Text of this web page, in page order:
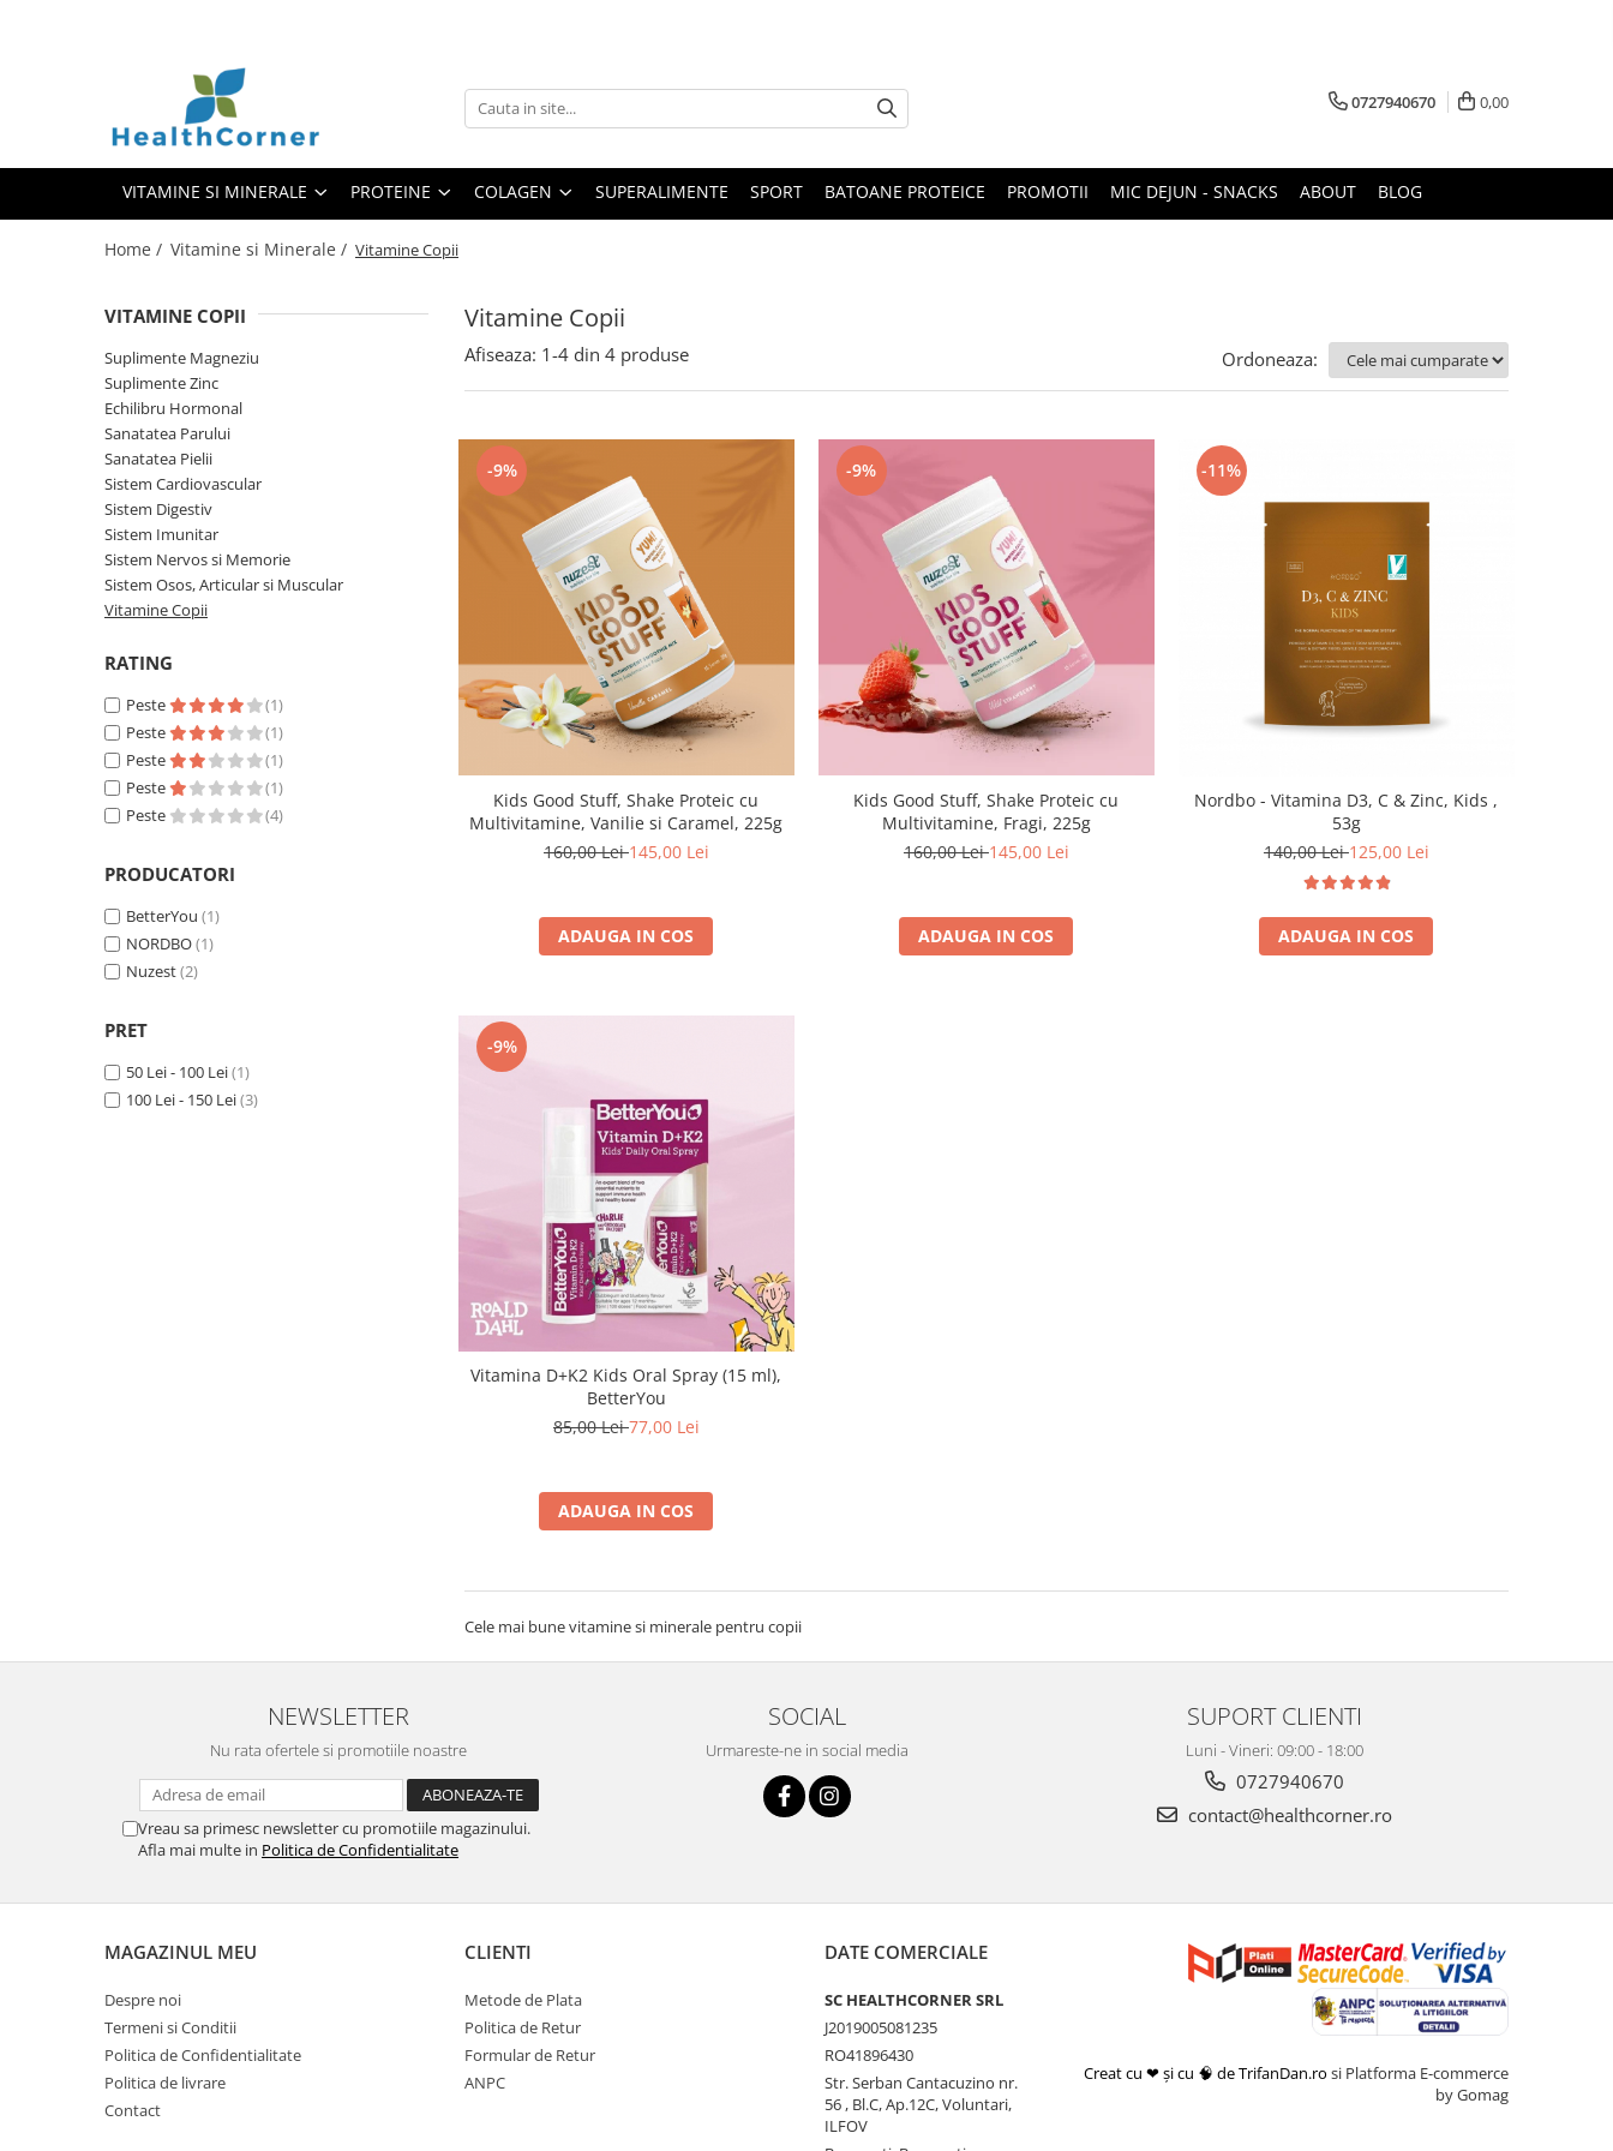
Vitamine si Minerale
Suplimente Magneziu
Suplimente Zinc
Echilibru Hormonal
Sanatatea Parului
Sistem Cardiovascular
Sistem Digestiv
Sistem Imunitar
Sistem Nervos si Memorie
Sistem Osos, Articular si Muscular
Vitamine Copii
Proteine Vegetale
Proteine din Zer
Colagen Marin
Colagen Bovin
Colagen Vegetal
0727940670 0,00
VITAMINE SI MINERALE PROTEINE COLAGEN SUPERALIMENTE SPORT BATOANE PROTEICE PROMOTII MIC DEJUN - SNACKS ABOUT BLOG
Home / Vitamine si Minerale / Vitamine Copii
Vitamine Copii
VITAMINE COPII
Suplimente Magneziu
Suplimente Zinc
Echilibru Hormonal
Sanatatea Parului
Sanatatea Pielii
Sistem Cardiovascular
Sistem Digestiv
Sistem Imunitar
Sistem Nervos si Memorie
Sistem Osos, Articular si Muscular
Vitamine Copii
RATING
Peste
(1)
Peste
(1)
Peste
(1)
Peste
(1)
Peste
(4)
PRODUCATORI
BetterYou (1)
NORDBO(1)
Nuzest(2)
PRET
50 Lei - 100 Lei(1)
100 Lei - 150 Lei(3)
Afiseaza: 1-4 din 4 produse Ordoneaza:
-9%
Kids Good Stuff, Shake Proteic cu
Multivitamine, Vanilie si Caramel, 225g
160,00 Lei145,00 Lei
ADAUGA IN COS
-9%
Kids Good Stuff, Shake Proteic cu
Multivitamine, Fragi, 225g
160,00 Lei145,00 Lei
ADAUGA IN COS
-11%
Nordbo - Vitamina D3, C & Zinc, Kids ,
53g
140,00 Lei125,00 Lei
ADAUGA IN COS
-9%
Vitamina D+K2 Kids Oral Spray (15 ml),
BetterYou
85,00 Lei77,00 Lei
ADAUGA IN COS
Cele mai bune vitamine si minerale pentru copii
NEWSLETTER
Nu rata ofertele si promotiile noastre
Vreau sa primesc newsletter cu promotiile magazinului.
Afla mai multe in Politica de Confidentialitate
SOCIAL
Urmareste-ne in social media
SUPORT CLIENTI
Luni - Vineri: 09:00 - 18:00
0727940670
contact@healthcorner.ro
MAGAZINUL MEU
Despre noi
Termeni si Conditii
Politica de Confidentialitate
Politica de livrare
Contact
CLIENTI
Metode de Plata
Politica de Retur
Formular de Retur
ANPC
DATE COMERCIALE
SC HEALTHCORNER SRL
J2019005081235
RO41896430
Str. Serban Cantacuzino nr.
56 , Bl.C, Ap.12C, Voluntari,
ILFOV
Creat cu ❤ și cu 🧠 de TrifanDan.ro si Platforma E-commerce
by Gomag